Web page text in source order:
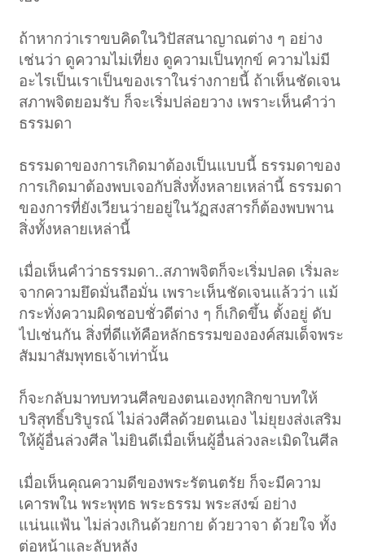
ถ้าหากว่าเราขบคิดในวิปัสสนาญาณต่าง ๆ อย่าง
เช่นว่า ดูความไม่เที่ยง ดูความเป็นทุกข์ ความไม่มี
อะไรเป็นเราเป็นของเราในร่างกายนี้ ถ้าเห็นชัดเจน
สภาพจิตยอมรับ ก็จะเริ่มปล่อยวาง เพราะเห็นคำว่า
ธรรมดา
ธรรมดาของการเกิดมาต้องเป็นแบบนี้ ธรรมดาของ
การเกิดมาต้องพบเจอกับสิ่งทั้งหลายเหล่านี้ ธรรมดา
ของการที่ยังเวียนว่ายอยู่ในวัฏสงสารก็ต้องพบพาน
สิ่งทั้งหลายเหล่านี้
เมื่อเห็นคำว่าธรรมดา..สภาพจิตก็จะเริ่มปลด เริ่มละ
จากความยึดมั่นถือมั่น เพราะเห็นชัดเจนแล้วว่า แม้
กระทั่งความผิดชอบชั่วดีต่าง ๆ ก็เกิดขึ้น ตั้งอยู่ ดับ
ไปเช่นกัน สิ่งที่ดีแท้คือหลักธรรมขององค์สมเด็จพระ
สัมมาสัมพุทธเจ้าเท่านั้น
ก็จะกลับมาทบทวนศีลของตนเองทุกสิกขาบทให้
บริสุทธิ์บริบูรณ์ ไม่ล่วงศีลด้วยตนเอง ไม่ยุยงส่งเสริม
ให้ผู้อื่นล่วงศีล ไม่ยินดีเมื่อเห็นผู้อื่นล่วงละเมิดในศีล
เมื่อเห็นคุณความดีของพระรัตนตรัย ก็จะมีความ
เคารพใน พระพุทธ พระธรรม พระสงฆ์ อย่าง
แน่นแฟ้น ไม่ล่วงเกินด้วยกาย ด้วยวาจา ด้วยใจ ทั้ง
ต่อหน้าและลับหลัง